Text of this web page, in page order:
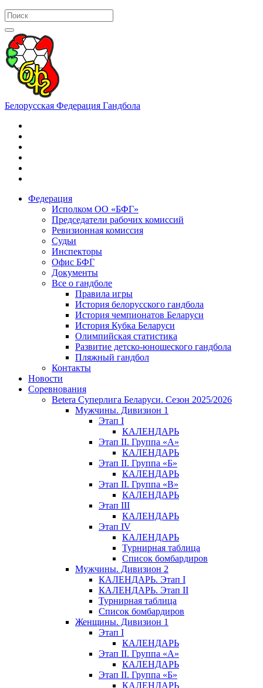
Белорусская Федерация Гандбола
Федерация
Исполком ОО «БФГ»
Председатели рабочих комиссий
Ревизионная комиссия
Судьи
Инспекторы
Офис БФГ
Документы
Все о гандболе
Правила игры
История белорусского гандбола
История чемпионатов Беларуси
История Кубка Беларуси
Олимпийская статистика
Развитие детско-юношеского гандбола
Пляжный гандбол
Контакты
Новости
Соревнования
Betera Суперлига Беларуси. Сезон 2025/2026
Мужчины. Дивизион 1
Этап I
КАЛЕНДАРЬ
Этап II. Группа «А»
КАЛЕНДАРЬ
Этап II. Группа «Б»
КАЛЕНДАРЬ
Этап II. Группа «В»
КАЛЕНДАРЬ
Этап III
КАЛЕНДАРЬ
Этап IV
КАЛЕНДАРЬ
Турнирная таблица
Список бомбардиров
Мужчины. Дивизион 2
КАЛЕНДАРЬ. Этап I
КАЛЕНДАРЬ. Этап II
Турнирная таблица
Список бомбардиров
Женщины. Дивизион 1
Этап I
КАЛЕНДАРЬ
Этап II. Группа «А»
КАЛЕНДАРЬ
Этап II. Группа «Б»
КАЛЕНДАРЬ